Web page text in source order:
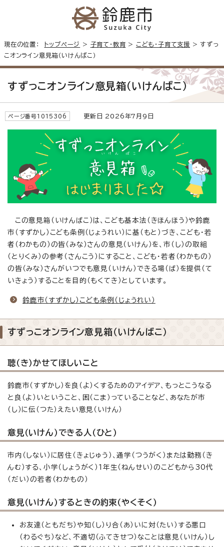
現在の位置： トップページ > 子育て・教育 > こども・子育て支援 > すずっ
こオンライン意見箱（いけんばこ）
すずっこオンライン意見箱（いけんばこ）
ページ番号1015306 更新日 2026年7月9日
この意見箱（いけんばこ）は、こども基本法（きほんほう）や鈴鹿
市（すずかし）こども条例（じょうれい）に基（もと）づき、こども・若
者（わかもの）の皆（みな）さんの意見（いけん）を、市（し）の取組
（とりくみ）の参考（さんこう）にすること、こども・若者（わかもの）
の皆（みな）さんがいつでも意見（いけん）できる場（ば）を提供（て
いきょう）することを目的（もくてき）としています。
鈴鹿市（すずかし）こども条例（じょうれい）
すずっこオンライン意見箱（いけんばこ）
聴（き）かせてほしいこと
鈴鹿市（すずかし）を良（よ）くするためのアイデア、もっとこうなる
と良（よ）いということ、困（こま）っていることなど、あなたが市
（し）に伝（つた）えたい意見（いけん）
意見（いけん）できる人（ひと）
市内（しない）に居住（きょじゅう）、通学（つうがく）または勤務（き
んむ）する、小学（しょうがく）1年生（ねんせい）のこどもから30代
（だい）の若者（わかもの）
意見（いけん）するときの約束（やくそく）
お友達（ともだち）や知（し）り合（あ）いに対（たい）する悪口
（わるぐち）など、不適切（ふてきせつ）なことは意見（いけん）し